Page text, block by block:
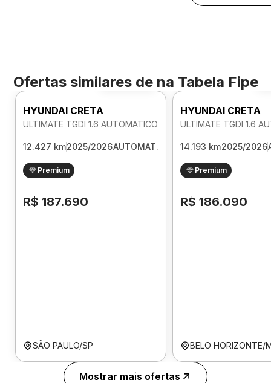
Ofertas similares de na Tabela Fipe
Foto 360º
HYUNDAI CRETA
ULTIMATE TGDI 1.6 AUTOMATICO
12.427 km2025/2026AUTOMAT.
Premium
R$ 187.690
SÃO PAULO/SP
HYUNDAI CRETA
ULTIMATE TGDI 1.6
14.193 km2025/2026
Premium
R$ 186.090
BELO HORIZONTE/
Mostrar mais ofertas